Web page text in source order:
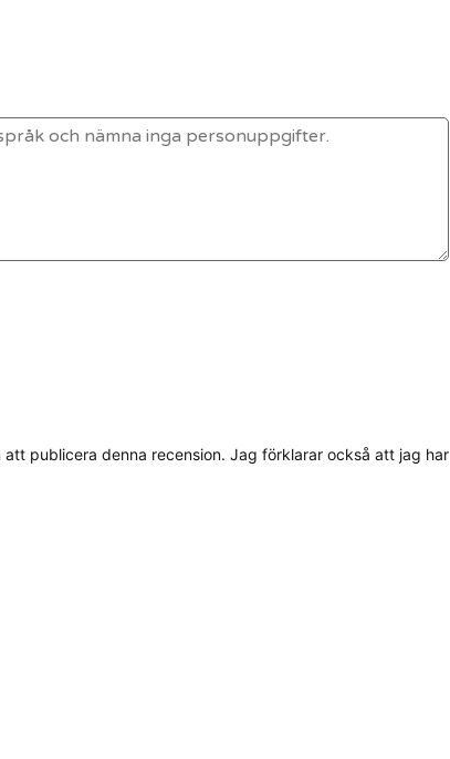
publicera denna recension. Jag förklarar också att jag har